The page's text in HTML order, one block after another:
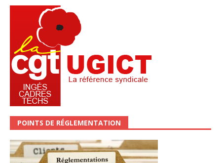
POINTS DE RÉGLEMENTATION